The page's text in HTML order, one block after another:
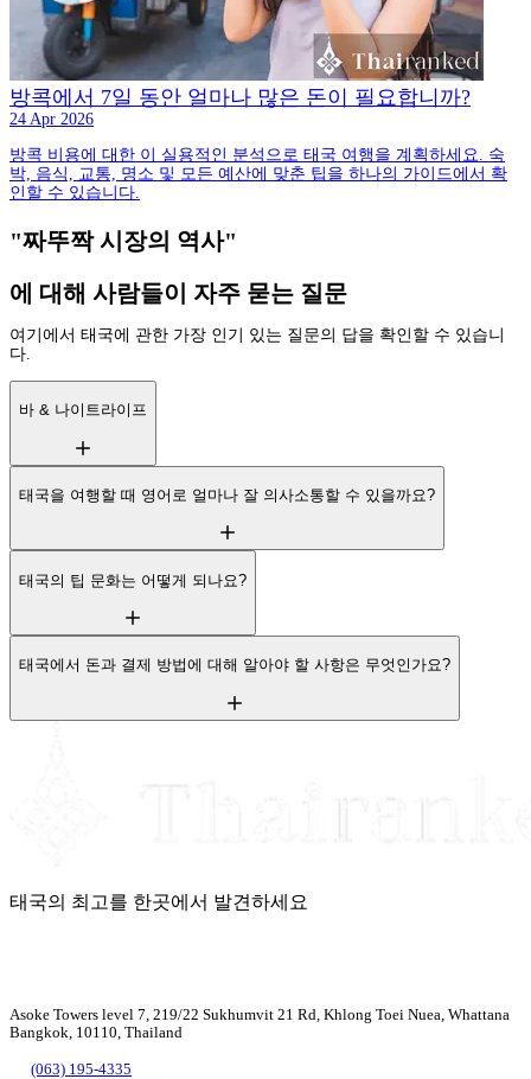
방콕에서 7일 동안 얼마나 많은 돈이 필요합니까?
24 Apr 2026
방콕 비용에 대한 이 실용적인 분석으로 태국 여행을 계획하세요. 숙
박, 음식, 교통, 명소 및 모든 예산에 맞춘 팁을 하나의 가이드에서 확
인할 수 있습니다.
"짜뚜짝 시장의 역사"
에 대해 사람들이 자주 묻는 질문
여기에서 태국에 관한 가장 인기 있는 질문의 답을 확인할 수 있습니
다.
바 & 나이트라이프
태국을 여행할 때 영어로 얼마나 잘 의사소통할 수 있을까요?
태국의 팁 문화는 어떻게 되나요?
태국에서 돈과 결제 방법에 대해 알아야 할 사항은 무엇인가요?
태국의 최고를 한곳에서 발견하세요
Asoke Towers level 7, 219/22 Sukhumvit 21 Rd, Khlong Toei Nuea, Whattana
Bangkok, 10110, Thailand
(063) 195-4335